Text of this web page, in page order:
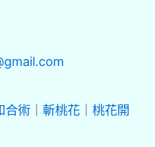
合術 斬桃花
桃花開